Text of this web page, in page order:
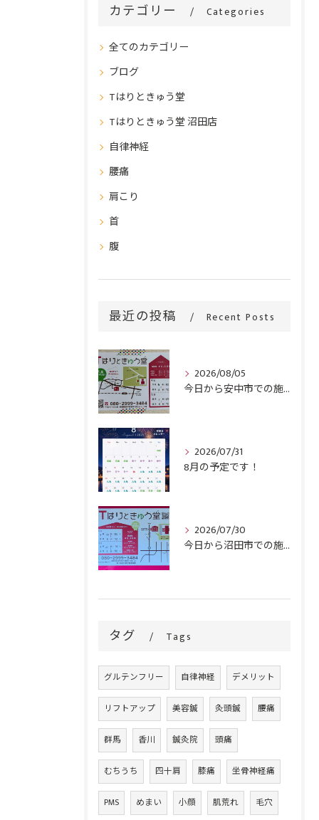
カテゴリー Categories
全てのカテゴリー
ブログ
Tはりときゅう堂
Tはりときゅう堂 沼田店
自律神経
腰痛
肩こり
首
腹
最近の投稿 Recent Posts
2026/08/05
今日から安中市での施術がスタートです！
2026/07/31
8月の予定です！
2026/07/30
今日から沼田市での施術がスタートです！
タグ Tags
グルテンフリー 自律神経 デメリット
リフトアップ 美容鍼 灸頭鍼 腰痛
群馬 香川 鍼灸院 頭痛
むちうち 四十肩 膝痛 坐骨神経痛
PMS めまい 小顔 肌荒れ 毛穴